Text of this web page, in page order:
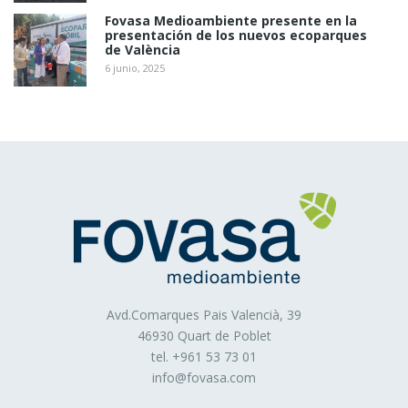
identificar la sesión, acceder a partes de acceso
restringido, recordar los elementos que integran un
pedido, realizar el proceso de compra de un pedido,
realizar la solicitud de inscripción o participación en un
: Son aquéllas que
permiten al usuario acceder al servicio con algunas
características de carácter general predefinidas en
función de una serie de criterios en el terminal del
usuario como por ejemplo serian el idioma, el tipo de
configuración regional desde donde accede al servicio,
Fovasa Medioambiente presente en la
presentación de los nuevos ecoparques
de València
6 junio, 2025
Avd.Comarques Pais Valencià, 39
46930 Quart de Poblet
tel. +961 53 73 01
info@fovasa.com